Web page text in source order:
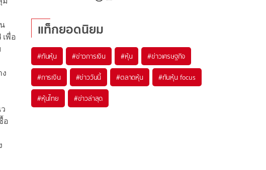
พื่อ
อ
แท็กยอดนิยม
#ทันหุ้น #ข่าวการเงิน #หุ้น #ข่าวเศรษฐกิจ
#การเงิน #ข่าววันนี้ #ตลาดหุ้น #ทันหุ้น focus
#หุ้นไทย #ข่าวล่าสุด